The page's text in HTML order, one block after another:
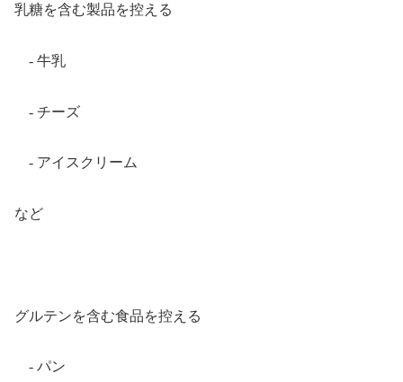
乳糖を含む製品を控える
- 牛乳
- チーズ
- アイスクリーム
など
グルテンを含む食品を控える
- パン